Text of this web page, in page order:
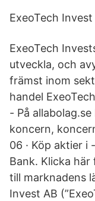
ExeoTech
ExeoTech
utveckla, och
främst inom
handel
- På
koncern,
06 · Köp aktier i
Bank. Klicka
till marknadens
Invest AB